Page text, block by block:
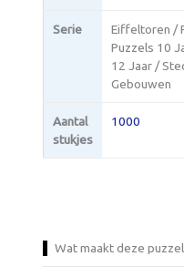
Serie
Eiffeltoren /
Puzzels 10
12 Jaar /
Gebouwen
Aantal
stukjes
1000
Wat maakt deze